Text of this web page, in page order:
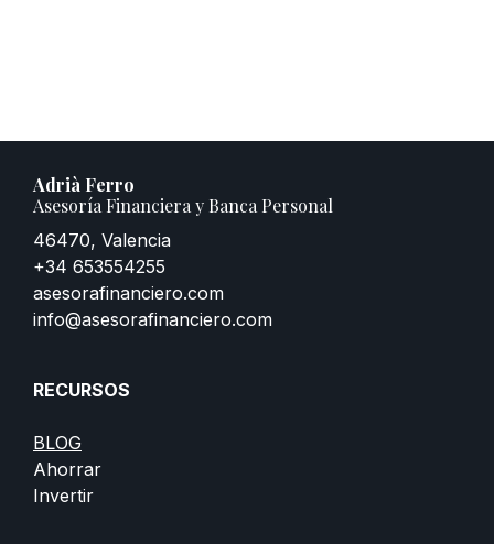
Adrià Ferro
Asesoría Financiera y Banca Personal
46470, Valencia
+34 653554255
asesorafinanciero.com
info@asesorafinanciero.com
RECURSOS
BLOG
Ahorrar
Invertir